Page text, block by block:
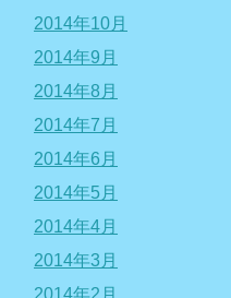
2014年10月
2014年9月
2014年8月
2014年7月
2014年6月
2014年5月
2014年4月
2014年3月
2014年2月